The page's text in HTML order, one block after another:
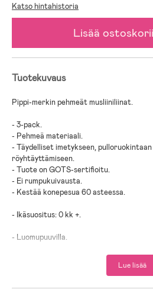
Katso hintahistoria
Lisää
Tuotekuvaus
Pippi-merkin pehmeät musliiniliinat.
- 3-pack.
- Pehmeä materiaali.
- Täydelliset imetykseen,
röyhtäyttämiseen.
- Tuote on GOTS-sertifioitu.
- Ei rumpukuivausta.
- Kestää konepesua 60 asteessa.
- Ikäsuositus: 0 kk +.
- Luomupuuvilla.
Lue lisää